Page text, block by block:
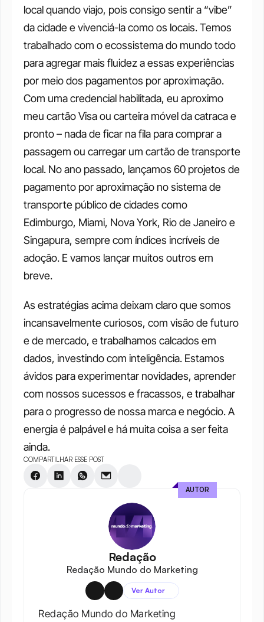
local quando viajo, pois consigo sentir a “vibe”
da cidade e vivenciá-la como os locais. Temos
trabalhado com o ecossistema do mundo todo
para agregar mais fluidez a essas experiências
por meio dos pagamentos por aproximação.
Com uma credencial habilitada, eu aproximo
meu cartão Visa ou carteira móvel da catraca e
pronto – nada de ficar na fila para comprar a
passagem ou carregar um cartão de transporte
local. No ano passado, lançamos 60 projetos de
pagamento por aproximação no sistema de
transporte público de cidades como
Edimburgo, Miami, Nova York, Rio de Janeiro e
Singapura, sempre com índices incríveis de
adoção. E vamos lançar muitos outros em
breve.
As estratégias acima deixam claro que somos
incansavelmente curiosos, com visão de futuro
e de mercado, e trabalhamos calcados em
dados, investindo com inteligência. Estamos
ávidos para experimentar novidades, aprender
com nossos sucessos e fracassos, e trabalhar
para o progresso de nossa marca e negócio. A
energia é palpável e há muita coisa a ser feita
ainda.
COMPARTILHAR ESSE POST
Redação
Redação Mundo do Marketing
Ver Autor
Redação Mundo do Marketing
AUTOR